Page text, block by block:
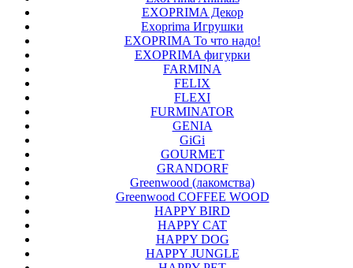
EXOPRIMA Декор
Exoprima Игрушки
EXOPRIMA То что надо!
EXOPRIMA фигурки
FARMINA
FELIX
FLEXI
FURMINATOR
GENIA
GiGi
GOURMET
GRANDORF
Greenwood (лакомства)
Greenwood COFFEE WOOD
HAPPY BIRD
HAPPY CAT
HAPPY DOG
HAPPY JUNGLE